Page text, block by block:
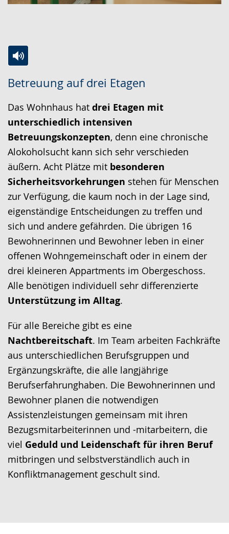
Betreuung auf drei Etagen
Leichten
Sprache
wechseln.
Audio-
Unterstützung.
Video
in
Deutscher
Gebärdensprache
wird
angezeigt.
Das Wohnhaus hat drei Etagen mit
unterschiedlich intensiven
Betreuungskonzepten, denn eine chronische
Alokoholsucht kann sich sehr verschieden
äußern. Acht Plätze mit besonderen
Sicherheitsvorkehrungen stehen für Menschen
zur Verfügung, die kaum noch in der Lage sind,
eigenständige Entscheidungen zu treffen und
sich und andere gefährden. Die übrigen 16
Bewohnerinnen und Bewohner leben in einer
offenen Wohngemeinschaft oder in einem der
drei kleineren Appartments im Obergeschoss.
Alle benötigen individuell sehr differenzierte
Unterstützung im Alltag.
Für alle Bereiche gibt es eine
Nachtbereitschaft. Im Team arbeiten Fachkräfte
aus unterschiedlichen Berufsgruppen und
Ergänzungskräfte, die alle langjährige
Berufserfahrunghaben. Die Bewohnerinnen und
Bewohner planen die notwendigen
Assistenzleistungen gemeinsam mit ihren
Bezugsmitarbeiterinnen und -mitarbeitern, die
viel Geduld und Leidenschaft für ihren Beruf
mitbringen und selbstverständlich auch in
Konfliktmanagement geschult sind.